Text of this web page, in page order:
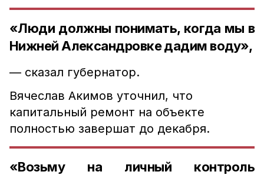
«Люди должны понимать, когда мы в
Нижней Александровке дадим воду»,
— сказал губернатор.
Вячеслав Акимов уточнил, что
капитальный ремонт на объекте
полностью завершат до декабря.
«Возьму на личный контроль